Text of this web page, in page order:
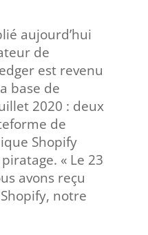
aujourd’hui
de
est revenu
base de
2020 : deux
de
Shopify
« Le 23
avons reçu
notre